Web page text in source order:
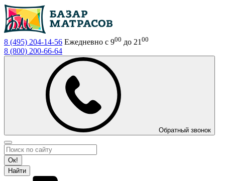
8 (495) 204-14-56 Ежедневно с 900 до 21 00
8 (800) 200-66-64
Обратный звонок
Ок!
Найти